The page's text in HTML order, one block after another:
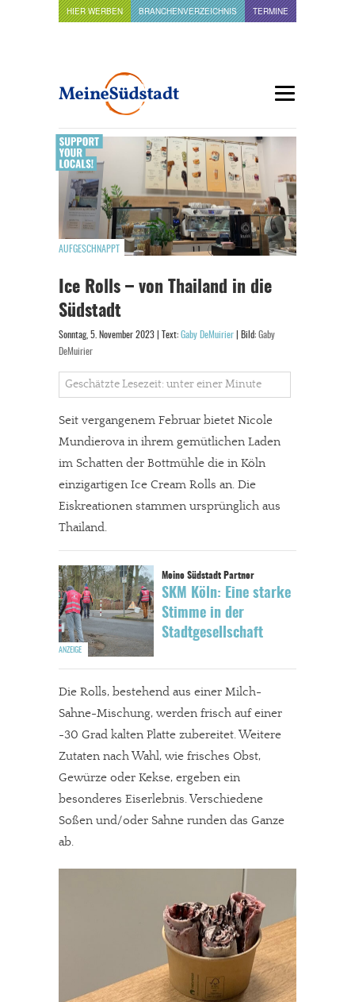
HIER WERBEN BRANCHENVERZEICHNIS TERMINE
AUFGESCHNAPPT
Ice Rolls – von Thailand in die
Südstadt
Sonntag, 5. November 2023 | Text: Gaby DeMuirier | Bild: Gaby
DeMuirier
Geschätzte Lesezeit: unter einer Minute
Seit vergangenem Februar bietet Nicole
Mundierova in ihrem gemütlichen Laden
im Schatten der Bottmühle die in Köln
einzigartigen Ice Cream Rolls an. Die
Eiskreationen stammen ursprünglich aus
Thailand.
SKM Köln: Eine starke
Stimme in der
Stadtgesellschaft
Die Rolls, bestehend aus einer Milch-
Sahne-Mischung, werden frisch auf einer
-30 Grad kalten Platte zubereitet. Weitere
Zutaten nach Wahl, wie frisches Obst,
Gewürze oder Kekse, ergeben ein
besonderes Eiserlebnis. Verschiedene
Soßen und/oder Sahne runden das Ganze
ab.